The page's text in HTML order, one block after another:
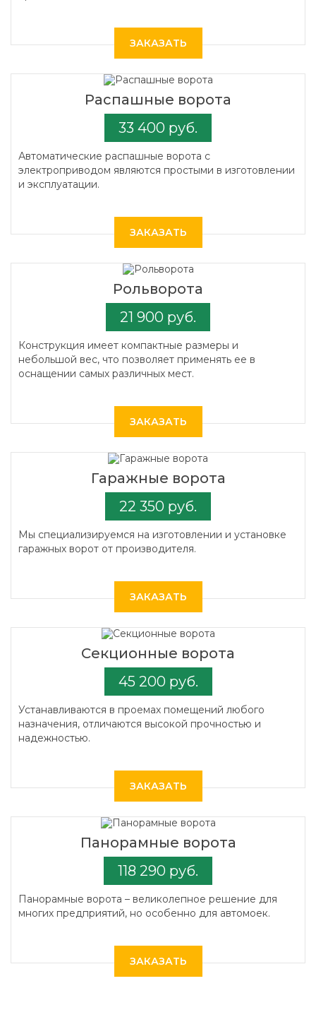
ЗАКАЗАТЬ
Распашные ворота
33 400 руб.
Автоматические распашные ворота с
электроприводом являются простыми в изготовлении
и эксплуатации.
ЗАКАЗАТЬ
Рольворота
21 900 руб.
Конструкция имеет компактные размеры и
небольшой вес, что позволяет применять ее в
оснащении самых различных мест.
ЗАКАЗАТЬ
Гаражные ворота
22 350 руб.
Мы специализируемся на изготовлении и установке
гаражных ворот от производителя.
ЗАКАЗАТЬ
Секционные ворота
45 200 руб.
Устанавливаются в проемах помещений любого
назначения, отличаются высокой прочностью и
надежностью.
ЗАКАЗАТЬ
Панорамные ворота
118 290 руб.
Панорамные ворота – великолепное решение для
многих предприятий, но особенно для автомоек.
ЗАКАЗАТЬ